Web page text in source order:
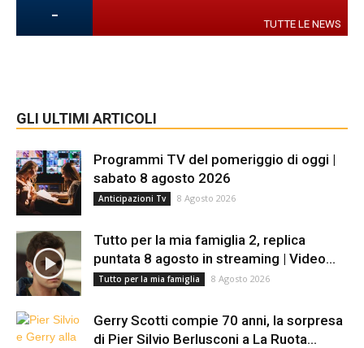
- TUTTE LE NEWS
GLI ULTIMI ARTICOLI
Programmi TV del pomeriggio di oggi |
sabato 8 agosto 2026
Anticipazioni Tv 8 Agosto 2026
Tutto per la mia famiglia 2, replica
puntata 8 agosto in streaming | Video...
Tutto per la mia famiglia 8 Agosto 2026
Gerry Scotti compie 70 anni, la sorpresa
di Pier Silvio Berlusconi a La Ruota...